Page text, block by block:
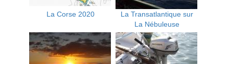
La Corse 2020
La Transatlantique sur
La Nébuleuse